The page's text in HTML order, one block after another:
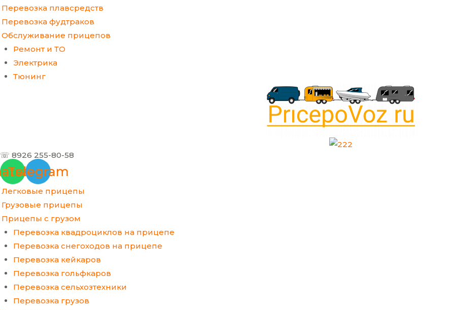
Перевозка плавсредств
Перевозка фудтраков
Обслуживание прицепов
Ремонт и ТО
Электрика
Тюнинг
☏ 8926 255-80-58
Telegram
Легковые прицепы
Грузовые прицепы
Прицепы с грузом
Перевозка квадроциклов на прицепе
Перевозка снегоходов на прицепе
Перевозка кейкаров
Перевозка гольфкаров
Перевозка сельхозтехники
Перевозка грузов